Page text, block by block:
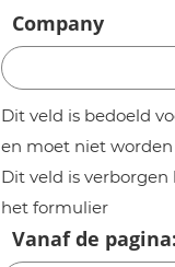
Company
Dit veld is bedoeld
en moet niet
Dit veld is
het formulier
Vanaf de pagina: